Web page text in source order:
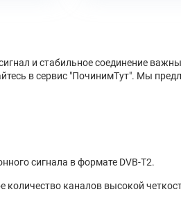
и стабильное соединение
в сервис "ПочинимТут". Мы
сигнала в формате DVB-T2.
количество каналов высокой